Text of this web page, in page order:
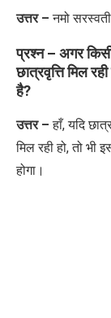
उत्तर – नमो
प्रश्न – अगर
छात्रवृत्ति मिल
है?
उत्तर – हाँ, यदि
मिल रही हो, तो भी
होगा।